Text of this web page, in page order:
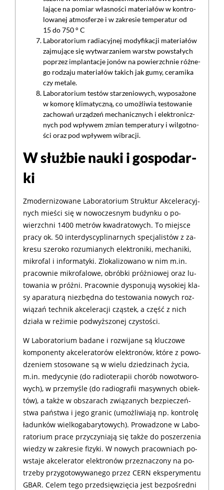
lające na po­miar wła­sno­ści ma­te­ria­łów w kon­tro­
lo­wa­nej at­mos­fe­rze i w za­kre­sie tem­pe­ra­tur od
15 do 750 ° C
La­bo­ra­to­rium ra­dia­cyj­nej mo­dy­fi­ka­cji ma­te­ria­łów
zaj­mu­ją­ce się wy­twa­rza­niem warstw po­wsta­łych
po­przez im­plan­ta­cje jo­nów na po­wierzch­nie róż­ne­
go ro­dza­ju ma­te­ria­łów ta­kich jak gu­my, ce­ra­mi­ka
czy me­ta­le.
La­bo­ra­to­rium te­stów sta­rze­nio­wych, wy­po­sa­żo­ne
w ko­mo­rę kli­ma­tycz­ną, co umoż­li­wia te­sto­wa­nie
za­cho­wań urzą­dzeń me­cha­nicz­nych i elek­tro­nicz­
nych pod wpły­wem zmian tem­pe­ra­tu­ry i wil­got­no­
ści oraz pod wpły­wem wi­bra­cji.
W służ­bie na­uki i go­spo­dar­
ki
Zmo­der­ni­zo­wa­ne La­bo­ra­to­rium Struk­tur Ak­ce­le­ra­cyj­
nych mie­ści się w no­wo­cze­snym bu­dyn­ku o po­
wierzch­ni 1400 me­trów kwa­dra­to­wych. To miej­sce
pra­cy ok. 50 in­ter­dy­scy­pli­nar­nych spe­cja­li­stów z za­
kre­su sze­ro­ko ro­zu­mia­nych elek­tro­ni­ki, me­cha­ni­ki,
mi­kro­fal i in­for­ma­ty­ki. Zlo­ka­li­zo­wa­no w nim m.in.
pra­cow­nie mi­kro­fa­lo­we, obrób­ki próż­niowej oraz lu­
to­wa­nia w próż­ni. Pra­cow­nie dys­po­nu­ją wy­so­kiej kla­
sy apa­ra­tu­rą nie­zbęd­na do te­sto­wa­nia no­wych roz­
wią­zań tech­nik ak­ce­le­ra­cji czą­stek, a część z nich
dzia­ła w re­żi­mie podwyż­szo­nej czy­sto­ści.
W La­bo­ra­to­rium ba­da­ne i roz­wi­ja­ne są klu­czo­we
kom­po­nen­ty ak­ce­le­ra­torów elek­tro­nów, któ­re z po­wo­
dze­niem sto­so­wa­ne są w wie­lu dzie­dzi­nach ży­cia,
m.in. me­dy­cy­nie (do ra­dio­te­ra­pii cho­rób no­wo­two­ro­
wych), w prze­my­śle (do ra­dio­gra­fii ma­syw­nych obiek­
tów), a tak­że w ob­sza­rach zwią­za­nych bez­pie­czeń­
stwa pań­stwa i je­go gra­nic (umoż­li­wiają np. kon­tro­lę
ła­dun­ków wiel­ko­ga­ba­ry­to­wych). Pro­wa­dzo­ne w La­bo­
ra­to­rium pra­ce przy­czy­nia­ją się tak­że do po­sze­rze­nia
wie­dzy w za­kre­sie fi­zy­ki. W no­wych pra­cow­niach po­
wsta­je ak­ce­le­ra­tor elek­tro­nów prze­zna­czo­ny na po­
trze­by przy­go­to­wy­wa­ne­go przez CERN eks­pe­ry­men­tu
GBAR. Ce­lem te­go przed­się­wzię­cia jest bez­po­śred­ni